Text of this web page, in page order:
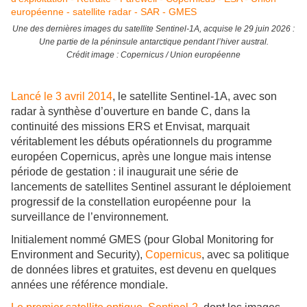
Une des dernières images du satellite Sentinel-1A, acquise le 29 juin 2026 :
Une partie de la péninsule antarctique pendant l’hiver austral.
Crédit image : Copernicus / Union européenne
Lancé le 3 avril 2014, le satellite Sentinel-1A, avec son
radar à synthèse d’ouverture en bande C, dans la
continuité des missions ERS et Envisat, marquait
véritablement les débuts opérationnels du programme
européen Copernicus, après une longue mais intense
période de gestation : il inaugurait une série de
lancements de satellites Sentinel assurant le déploiement
progressif de la constellation européenne pour la
surveillance de l’environnement.
Initialement nommé GMES (pour Global Monitoring for
Environment and Security), Copernicus, avec sa politique
de données libres et gratuites, est devenu en quelques
années une référence mondiale.